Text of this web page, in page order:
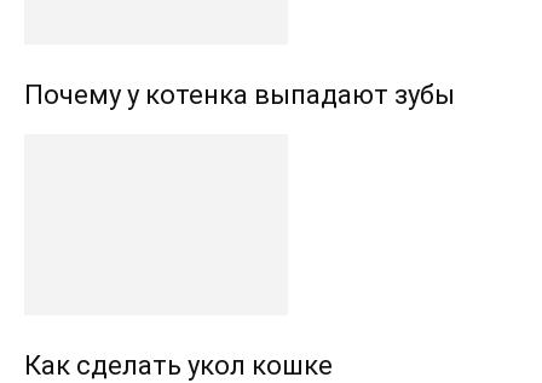
Почему у котенка выпадают зубы
Как сделать укол кошке